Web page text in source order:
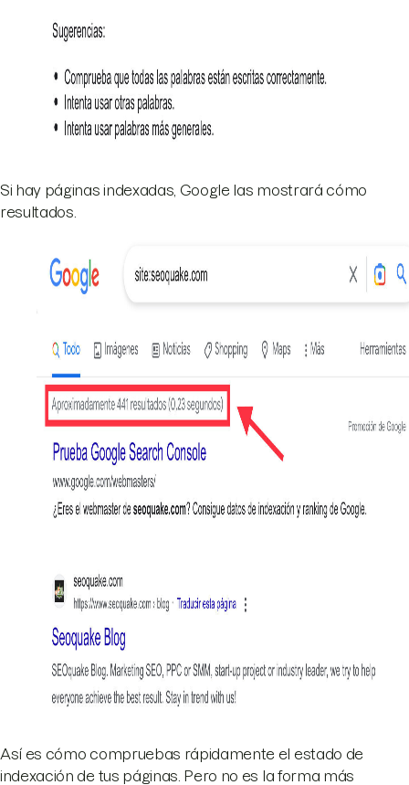
Si hay páginas indexadas, Google las mostrará cómo
resultados.
Así es cómo compruebas rápidamente el estado de
indexación de tus páginas. Pero no es la forma más